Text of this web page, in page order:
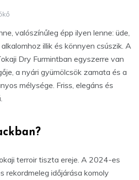
valószínűleg épp ilyen lenne: üde,
illik és könnyen csúszik. A
Dry Furmintban egyszerre van
a nyári gyümölcsök zamata és a
mélysége. Friss, elegáns és
terroir tiszta ereje. A 2024-es
rekordmeleg időjárása komoly